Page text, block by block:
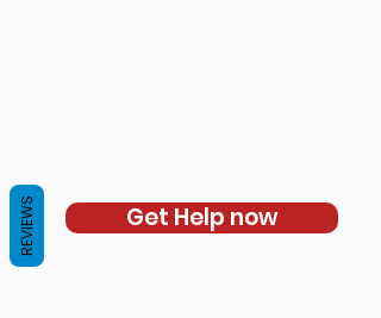
Get Help now
REVIEWS